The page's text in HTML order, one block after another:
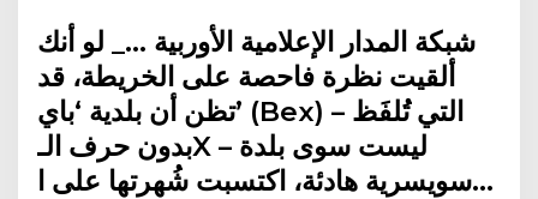
شبكة المدار الإعلامية الأوربية …_ لو أنك
ألقيت نظرة فاحصة على الخريطة، قد
تظن أن بلدية ‘باي’ (Bex) – التي تُلفَظ
بدون حرف الـX – ليست سوى بلدة
سويسرية هادئة، اكتسبت شُهرتها على ا…